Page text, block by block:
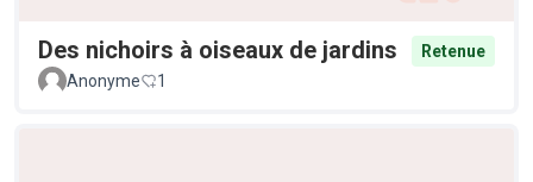
Des nichoirs à oiseaux de jardins
Retenue
Anonyme
1